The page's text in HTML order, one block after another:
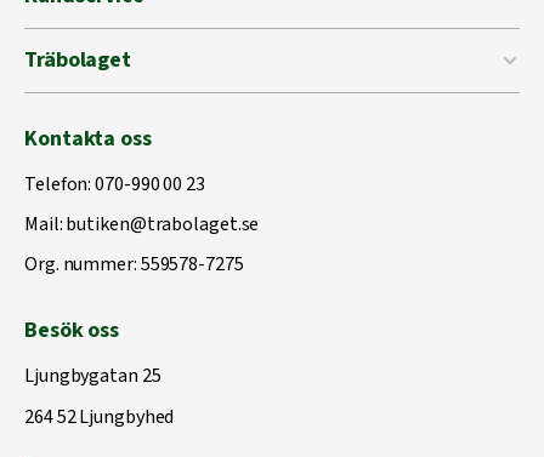
Träbolaget
Kontakta oss
Telefon:070-990 00 23
Mail:butiken@trabolaget.se
Org. nummer: 559578-7275
Besök oss
Ljungbygatan 25
264 52 Ljungbyhed